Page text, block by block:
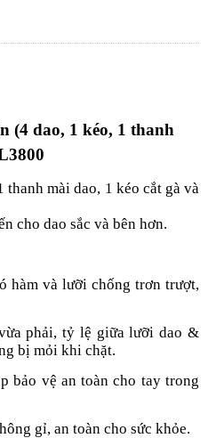
(4 dao, 1 kéo, 1 thanh
thanh mài dao, 1 kéo cắt gà và
cho dao sắc và bên hơn.
hàm và lưỡi chống trơn trượt,
phải, tỷ lệ giữa lưỡi dao &
bị mỏi khi chặt.
bảo vệ an toàn cho tay trong
gỉ, an toàn cho sức khỏe.